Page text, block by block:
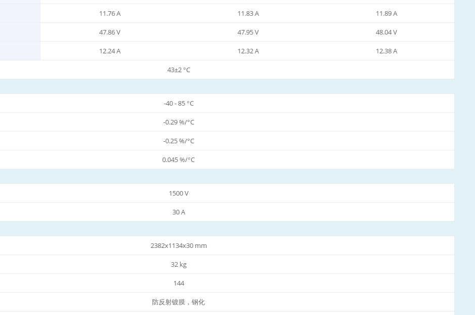
11.76 A 11.83 A 11.89 A
47.86 V 47.95 V 48.04 V
12.24 A 12.32 A 12.38 A
43±2 °C
-40 - 85 °C
-0.29 %/°C
-0.25 %/°C
0.045 %/°C
1500 V
30 A
2382x1134x30 mm
32 kg
144
防反射镀膜，钢化